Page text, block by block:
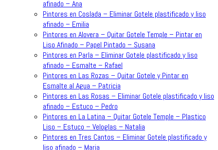
afinado – Ana
Pintores en Coslada – Eliminar Gotele plastificado y liso
afinado – Emilia
Pintores en Alovera – Quitar Gotele Temple – Pintar en
Liso Afinado – Papel Pintado – Susana
Pintores en Parla – Eliminar Gotele plastificado y liso
afinado – Esmalte – Rafael
Pintores en Las Rozas – Quitar Gotele y Pintar en
Esmalte al Agua – Patricia
Pintores en Las Rosas – Eliminar Gotele plastificado y liso
afinado – Estuco – Pedro
Pintores en La Latina – Quitar Gotele Temple – Plastico
Liso – Estuco – Veloglas – Natalia
Pintores en Tres Cantos – Eliminar Gotele plastificado y
liso afinado – Maria